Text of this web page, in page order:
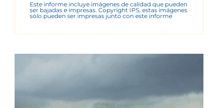
Este informe incluye imágenes de calidad que pueden
ser bajadas e impresas. Copyright IPS, estas imágenes
sólo pueden ser impresas junto con este informe